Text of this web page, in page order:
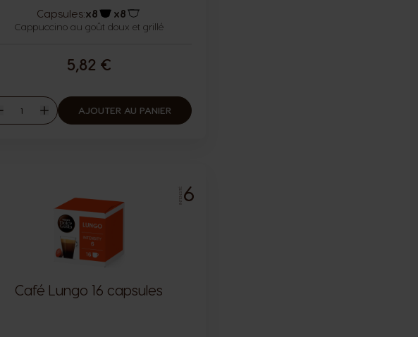
Capsules:x8
Icône capsules
x8
Icône capsules
Cappuccino au goût doux et grillé
5,82 €
Diminuer
Quantité
Augmenter
AJOUTER AU PANIER
INTENSITÉ6
Café Lungo 16 capsules